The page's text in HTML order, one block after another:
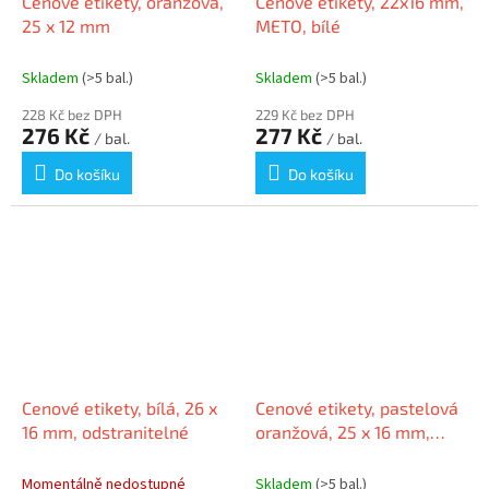
25 x 12 mm
Skladem (>5 bal.)
228 Kč bez DPH
276 Kč / bal.
Do košíku
METO, bílé
Skladem (>5 bal.)
229 Kč bez DPH
277 Kč / bal.
Do košíku
Cenové etikety, bílá, 26 x
16 mm, odstranitelné
Cenové etikety, pastelová
oranžová, 25 x 16 mm,